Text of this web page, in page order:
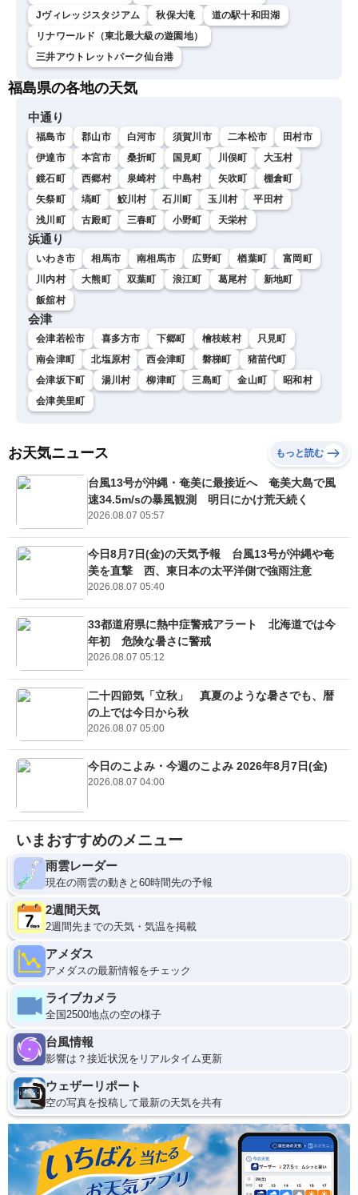
Jヴィレッジスタジアム
秋保大滝
道の駅十和田湖
リナワールド（東北最大級の遊園地）
三井アウトレットパーク仙台港
福島県の各地の天気
中通り
福島市 郡山市 白河市 須賀川市 二本松市
田村市
伊達市
本宮市 桑折町 国見町 川俣町
大玉村
鏡石町
西郷村 泉崎村 中島村 矢吹町
棚倉町
矢祭町
塙町 鮫川村 石川町 玉川村
平田村
浅川町
古殿町 三春町 小野町 天栄村
浜通り
いわき市 相馬市 南相馬市 広野町 楢葉町
富岡町
川内村
大熊町 双葉町 浪江町 葛尾村
新地町
飯舘村
会津
会津若松市 喜多方市 下郷町 檜枝岐村
只見町
南会津町
北塩原村 西会津町 磐梯町
猪苗代町
会津坂下町
湯川村 柳津町 三島町 金山町
昭和村
会津美里町
お天気ニュース もっと読む
台風13号が沖縄・奄美に最接近へ 奄美大島で風
速34.5m/sの暴風観測 明日にかけ荒天続く
2026.08.07 05:57
今日8月7日(金)の天気予報 台風13号が沖縄や奄
美を直撃 西、東日本の太平洋側で強雨注意
2026.08.07 05:40
33都道府県に熱中症警戒アラート 北海道では今
年初 危険な暑さに警戒
2026.08.07 05:12
二十四節気「立秋」 真夏のような暑さでも、暦
の上では今日から秋
2026.08.07 05:00
今日のこよみ・今週のこよみ 2026年8月7日(金)
2026.08.07 04:00
いまおすすめのメニュー
雨雲レーダー
現在の雨雲の動きと60時間先の予報
2週間天気
2週間先までの天気・気温を掲載
アメダス
アメダスの最新情報をチェック
ライブカメラ
全国2500地点の空の様子
台風情報
影響は？接近状況をリアルタイム更新
ウェザーリポート
空の写真を投稿して最新の天気を共有